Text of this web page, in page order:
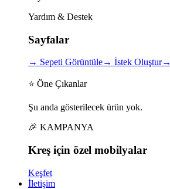
Yardım & Destek
Sayfalar
→ Sepeti Görüntüle→ İstek Oluştur→
⭐ Öne Çıkanlar
Şu anda gösterilecek ürün yok.
🎉 KAMPANYA
Kreş için özel mobilyalar
Keşfet
İletişim